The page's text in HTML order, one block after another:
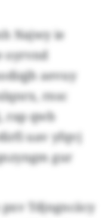
Najwy ie
oyrvnd
aevuy
rnsc
rap qwb
uav yfqvj
gur
Tdjngncäcy